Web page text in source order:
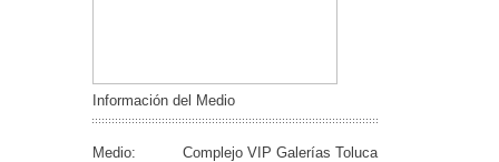
Información del Medio
Medio:
Complejo VIP Galerías Toluca